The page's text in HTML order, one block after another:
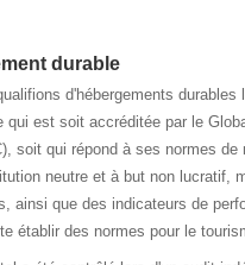
durable
d'hébergements
qui est soit accréditée par le
soit qui répond à ses normes
neutre et à but non lucratif,
ainsi que des indicateurs de
établir des normes pour le